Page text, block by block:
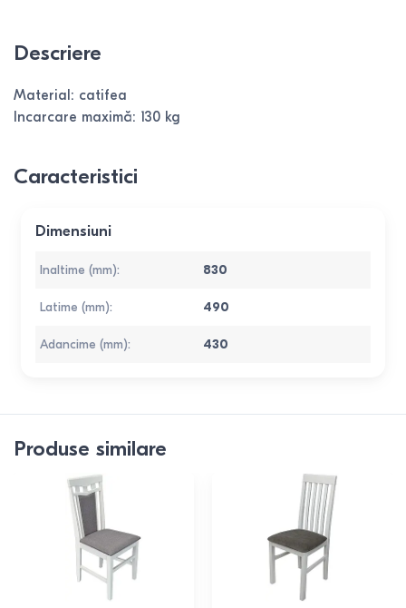
Descriere
Material: сatifea
Incarcare maximă: 130 kg
Caracteristici
Dimensiuni
Inaltime (mm): 830
Latime (mm): 490
Adancime (mm): 430
Produse similare